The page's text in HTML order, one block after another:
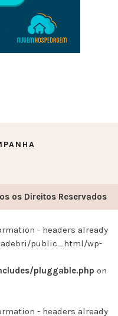
os Direitos Reservados
- headers already
public_html/wp-
pluggable.php on
- headers already